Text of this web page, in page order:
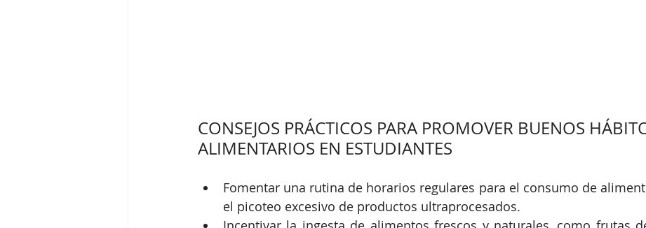
CONSEJOS PRÁCTICOS PARA PROMOVER BUENOS
ALIMENTARIOS EN ESTUDIANTES
Fomentar una rutina de horarios regulares para el consumo de
el picoteo excesivo de productos ultraprocesados.